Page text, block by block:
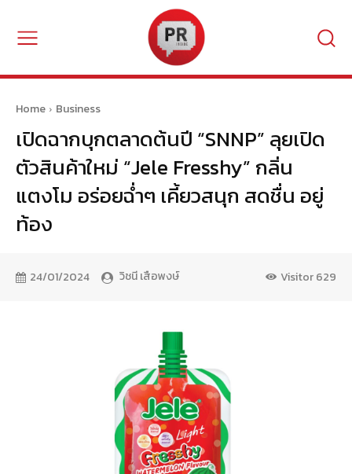
Home Business
เปิดฉากบุกตลาดต้นปี “SNNP” ลุยเปิด
ตัวสินค้าใหม่ “Jele Fresshy” กลิ่น
แตงโม อร่อยฉ่ำๆ เคี้ยวสนุก สดชื่น อยู่
ท้อง
24/01/2024 วิชนี เสือพงษ์ Visitor629